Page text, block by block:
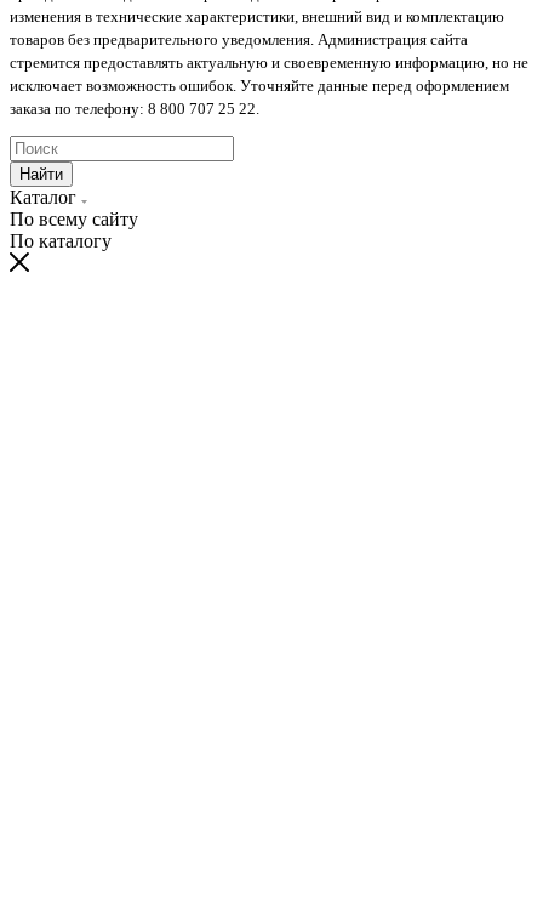
изменения в технические характеристики, внешний вид и комплектацию
товаров без предварительного уведомления. Администрация сайта
стремится предоставлять актуальную и своевременную информацию, но не
исключает возможность ошибок. Уточняйте данные перед оформлением
заказа по телефону: 8 800 707 25 22.
Найти
Каталог
По всему сайту
По каталогу